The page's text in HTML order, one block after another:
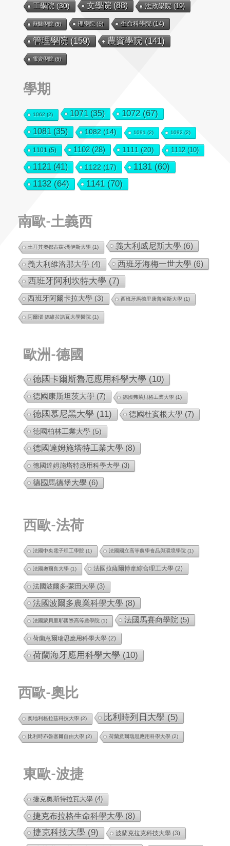
工學院 (30) 文學院 (88) 法政學院 (19)
獸醫學院(5) 理學院(9) 生命科學院(14)
管理學院 (159) 農資學院 (141)
電資學院(6)
學期
1062 (2) 1071 (35) 1072(67)
1081 (35) 1082 (14) 1091 (2) 1092 (2)
1101 (5) 1102(28) 1111 (20) 1112(10)
1121 (41) 1122 (17) 1131 (60)
1132(64) 1141 (70)
南歐-土義西
土耳其奧都古茲-瑪伊斯大學 (1) 義大利威尼斯大學 (6)
義大利維洛那大學 (4) 西班牙海梅一世大學 (6)
西班牙阿利坎特大學 (7)
西班牙阿爾卡拉大學 (3) 西班牙馬德里康普頓斯大學 (1)
阿爾瑙·德維拉諾瓦大學醫院 (1)
歐洲-德國
德國卡爾斯魯厄應用科學大學 (10)
德國康斯坦茨大學 (7) 德國弗萊貝格工業大學 (1)
德國慕尼黑大學 (11) 德國杜賓根大學 (7)
德國柏林工業大學 (5)
德國達姆施塔特工業大學 (8)
德國達姆施塔特應用科學大學 (3)
德國馬德堡大學 (6)
西歐-法荷
法國中央電子理工學院 (1) 法國國立高等農學食品與環境學院 (1)
法國奧爾良大學 (1) 法國拉薩爾博韋綜合理工大學 (2)
法國波爾多-蒙田大學 (3)
法國波爾多農業科學大學 (8)
法國蒙貝里耶國際高等農學院 (1) 法國馬賽商學院 (5)
荷蘭意爾瑞思應用科學大學 (2)
荷蘭海牙應用科學大學 (10)
西歐-奧比
奧地利格拉茲科技大學 (2) 比利時列日大學 (5)
比利時布魯塞爾自由大學 (2) 荷蘭意爾瑞思應用科學大學 (2)
東歐-波捷
捷克奧斯特拉瓦大學 (4)
捷克布拉格生命科學大學 (8)
捷克科技大學 (9) 波蘭克拉克科技大學 (3)